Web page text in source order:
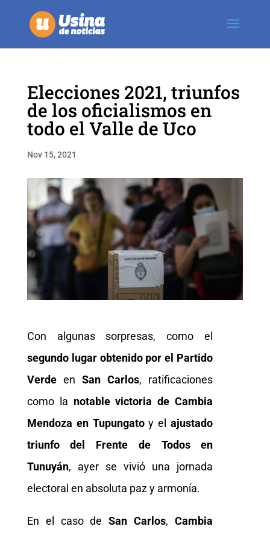
Elecciones 2021, triunfos
de los oficialismos en
todo el Valle de Uco
Nov 15, 2021
Con algunas sorpresas, como el
segundo lugar obtenido por el Partido
Verdeen San Carlos, ratificaciones
como la notable victoria de Cambia
Mendoza en Tupungatoy elajustado
triunfo del Frente de Todos en
Tunuyán, ayer se vivió una jornada
electoral en absoluta paz y armonía.
En el caso deSan Carlos,Cambia